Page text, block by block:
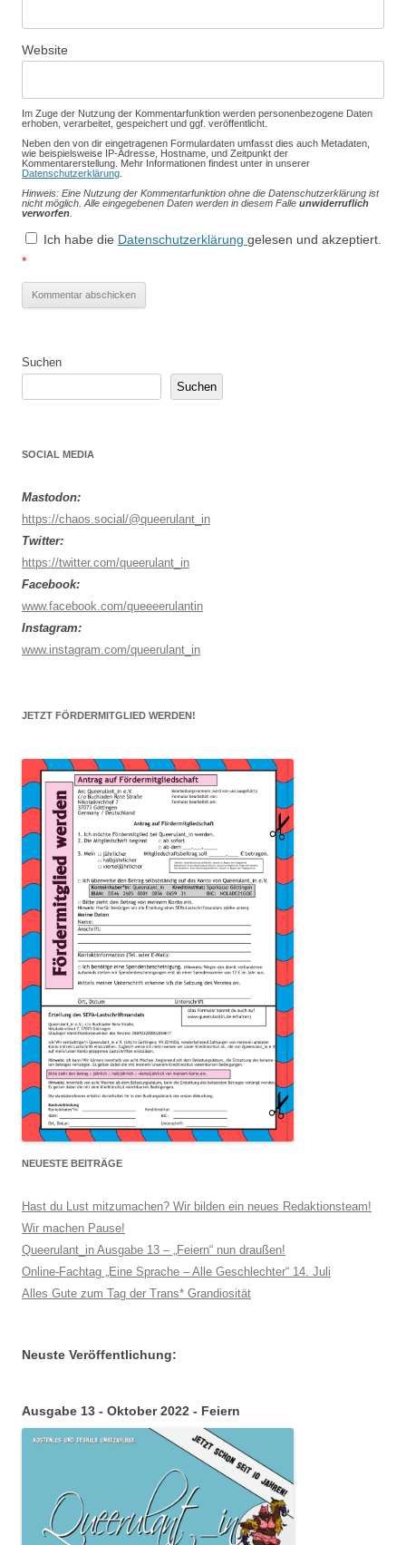
Website
Im Zuge der Nutzung der Kommentarfunktion werden personenbezogene Daten
erhoben, verarbeitet, gespeichert und ggf. veröffentlicht.
Neben den von dir eingetragenen Formulardaten umfasst dies auch Metadaten,
wie beispielsweise IP-Adresse, Hostname, und Zeitpunkt der
Kommentarerstellung. Mehr Informationen findest unter in unserer
Datenschutzerklärung
Hinweis: Eine Nutzung der Kommentarfunktion ohne die Datenschutzerklärung ist
nicht möglich. Alle eingegebenen Daten werden in diesem Falle unwiderruflich
verworfen
Ich habe die Datenschutzerklärung gelesen und akzeptiert.
*
Suchen
Suchen
SOCIAL MEDIA
Mastodon:
https://chaos.social/@queerulant_in
Twitter:
https://twitter.com/queerulant_in
Facebook:
www.facebook.com/queeeerulantin
Instagram:
www.instagram.com/queerulant_in
JETZT FÖRDERMITGLIED WERDEN!
NEUESTE BEITRÄGE
Hast du Lust mitzumachen? Wir bilden ein neues Redaktionsteam!
Wir machen Pause!
Queerulant_in Ausgabe 13 – „Feiern“ nun draußen!
Online-Fachtag „Eine Sprache – Alle Geschlechter“ 14. Juli
Alles Gute zum Tag der Trans* Grandiosität
Neuste Veröffentlichung:
Ausgabe 13 - Oktober 2022 - Feiern